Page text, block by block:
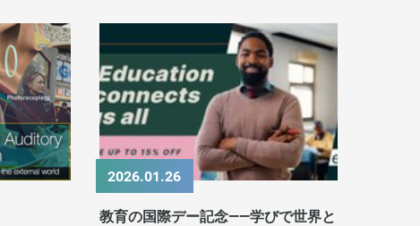
2026.01.26
教育の国際デー記念——学びで世界と